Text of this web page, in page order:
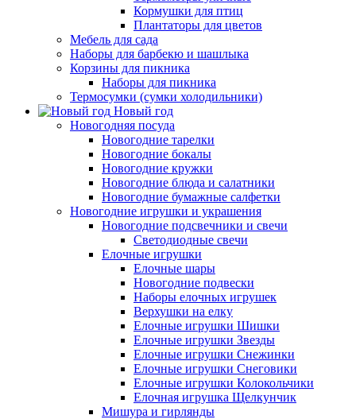
Кормушки для птиц
Плантаторы для цветов
Мебель для сада
Наборы для барбекю и шашлыка
Корзины для пикника
Наборы для пикника
Термосумки (сумки холодильники)
Новый год
Новогодняя посуда
Новогодние тарелки
Новогодние бокалы
Новогодние кружки
Новогодние блюда и салатники
Новогодние бумажные салфетки
Новогодние игрушки и украшения
Новогодние подсвечники и свечи
Светодиодные свечи
Елочные игрушки
Елочные шары
Новогодние подвески
Наборы елочных игрушек
Верхушки на елку
Елочные игрушки Шишки
Елочные игрушки Звезды
Елочные игрушки Снежинки
Елочные игрушки Снеговики
Елочные игрушки Колокольчики
Елочная игрушка Щелкунчик
Мишура и гирлянды